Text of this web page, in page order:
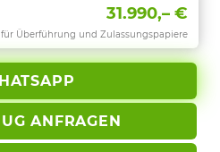
31.990,– €
für Überführung und Zulassungspapiere
ANFRAGEN